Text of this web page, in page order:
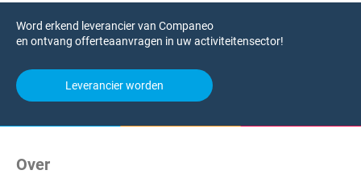
Word erkend leverancier van Companeo
en ontvang offerteaanvragen in uw activiteitensector!
Leverancier worden
Over